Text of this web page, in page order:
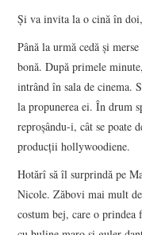
Şi va invita la o cină în
Până la urmă cedă şi
bonă. După primele
intrând în sala de cinema.
la propunerea ei. În drum
reproşându-i, cât se poate
producţii hollywoodiene.
Hotărî să îl surprindă pe
Nicole. Zăbovi mai mult
costum bej, care o